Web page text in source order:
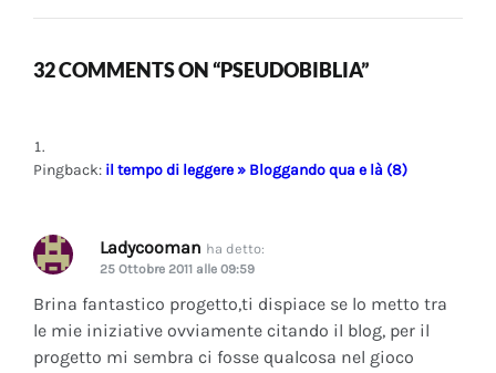
32 COMMENTS ON “PSEUDOBIBLIA”
Pingback: il tempo di leggere » Bloggando qua e là (8)
Ladycooman ha detto:
25 Ottobre 2011 alle 09:59
Brina fantastico progetto,ti dispiace se lo metto tra
le mie iniziative ovviamente citando il blog, per il
progetto mi sembra ci fosse qualcosa nel gioco